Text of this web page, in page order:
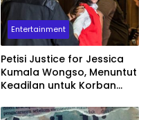
Entertainment
Petisi Justice for Jessica
Kumala Wongso, Menuntut
Keadilan untuk Korban